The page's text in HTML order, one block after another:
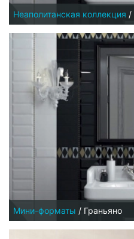
Неаполитанская коллекция /
Мини-форматы / Граньяно